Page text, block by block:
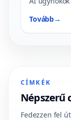
Tovább→
CÍMKÉK
Népszerű
Fedezzen fel